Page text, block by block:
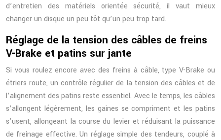
d’entretien des matériels orientée sécurité, il vaut mieux
changer un disque un peu tôt qu’un peu trop tard.
Réglage de la tension des câbles de freins
V-Brake et patins sur jante
Si vous roulez encore avec des freins à câble, type V-Brake ou
étriers route, un contrôle régulier de la tension des câbles et de
l’alignement des patins reste essentiel. Avec le temps, les câbles
s’allongent légèrement, les gaines se compriment et les patins
s’usent, allongeant la course du levier et réduisant la puissance
de freinage effective. Un réglage simple des tendeurs, couplé à